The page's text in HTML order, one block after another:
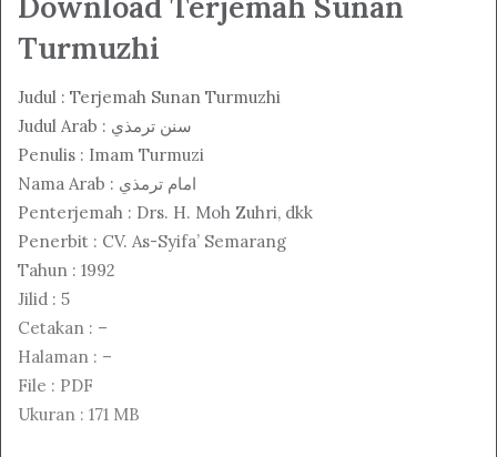
Turmuzhi
Judul : Terjemah Sunan Turmuzhi
Judul Arab : سنن ترمذي
Penulis : Imam Turmuzi
Nama Arab : امام ترمذي
Penterjemah : Drs. H. Moh Zuhri, dkk
Penerbit : CV. As-Syifa’ Semarang
Tahun : 1992
Jilid : 5
Cetakan : –
Halaman : –
File : PDF
Ukuran : 171 MB